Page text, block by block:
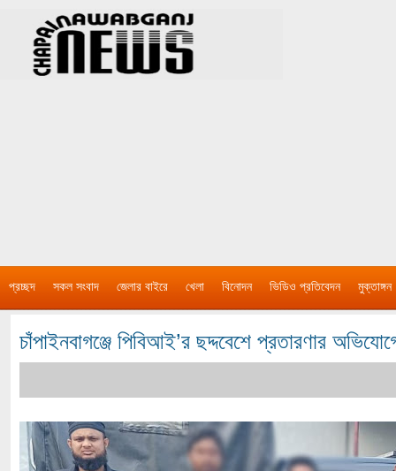
প্রচ্ছদ সকল সংবাদ জেলার বাইরে খেলা বিনোদন ভিডিও প্রতিবেদন মুক্তাঙ্গন
চাঁপাইনবাগঞ্জে পিবিআই’র ছদ্দবেশে প্রতারণার